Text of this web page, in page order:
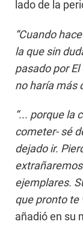
lado de la
“Cuando
la que sin
pasado por
no haría más
“... porque la
cometer- sé
dejado ir.
ejemplares.
que pronto te
añadió en su